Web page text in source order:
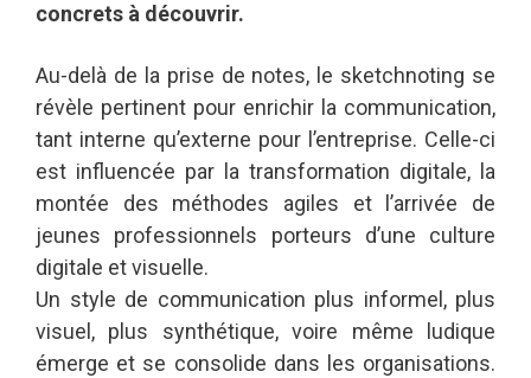
concrets à découvrir.
Au-delà de la prise de notes, le sketchnoting se
révèle pertinent pour enrichir la communication,
tant interne qu’externe pour l’entreprise. Celle-ci
est influencée par la transformation digitale, la
montée des méthodes agiles et l’arrivée de
jeunes professionnels porteurs d’une culture
digitale et visuelle.
Un style de communication plus informel, plus
visuel, plus synthétique, voire même ludique
émerge et se consolide dans les organisations.